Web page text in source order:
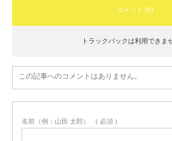
コメント (0)
トラックバックは利用できま
この記事へのコメントはありません。
名前（例：山田 太郎） ( 必須 )